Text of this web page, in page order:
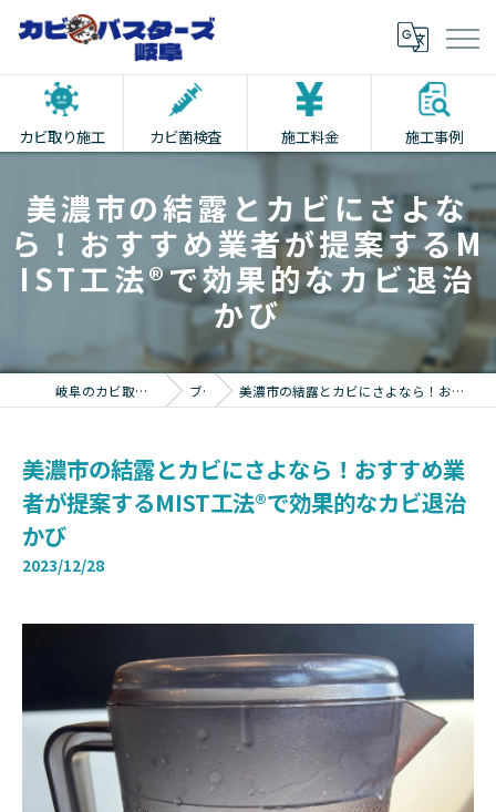
カビ取り施工 カビ菌検査 施工料金 施工事例
美濃市の結露とカビにさよな
ら！おすすめ業者が提案するM
IST工法®で効果的なカビ退治
かび
岐阜のカビ取りならカビバスターズ岐阜 ブログ 美濃市の結露とカビにさよなら！おすすめ業者が提案するMIST工法®で効果的なカビ退治かび
美濃市の結露とカビにさよなら！おすすめ業
者が提案するMIST工法®で効果的なカビ退治
かび
2023/12/28